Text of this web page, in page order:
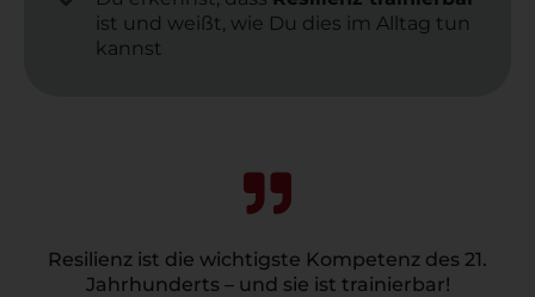
ist und weißt, wie Du dies im Alltag tun
kannst
Resilienz ist die wichtigste Kompetenz des 21.
Jahrhunderts – und sie ist trainierbar!